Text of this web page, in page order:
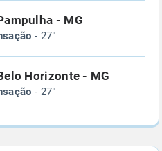
- MG
- 27°
Horizonte - MG
- 27°